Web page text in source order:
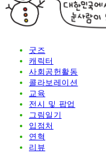
굿즈
캐릭터
사회공헌활동
콜라보레이션
교육
전시 및 팝업
그림일기
입점처
연혁
리뷰